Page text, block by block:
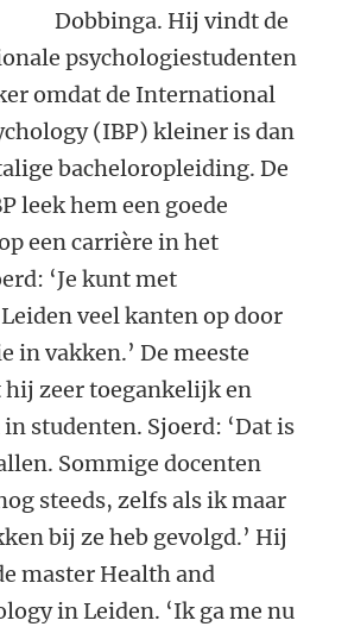
Dobbinga. Hij vindt de
psychologiestudenten
omdat de International
(IBP) kleiner is dan
bacheloropleiding. De
leek hem een goede
een carrière in het
‘Je kunt met
veel kanten op door
in vakken.’ De meeste
zeer toegankelijk en
studenten. Sjoerd: ‘Dat is
Sommige docenten
steeds, zelfs als ik maar
bij ze heb gevolgd.’ Hij
master Health and
in Leiden. ‘Ik ga me nu